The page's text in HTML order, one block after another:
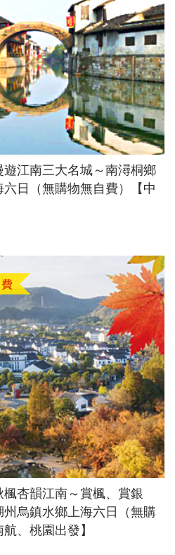
遊江南三大名城～南潯桐鄉
六日（無購物無自費）【中
楓杏韻江南～賞楓、賞銀
烏鎮水鄉上海六日（無購
、桃園出發】